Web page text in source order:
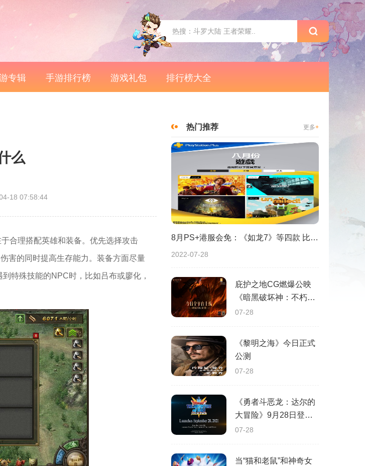
专辑 手游排行榜 游戏礼包 排行榜大全
么
18 07:58:44
合理搭配英雄和装备。优先选择攻击
害的同时提高生存能力。装备方面尽量
特殊技能的NPC时，比如吕布或廖化，
热门推荐 更多+
8月PS+港服会免：《如龙7》等四款 比欧美服多一款
2022-07-28
庇护之地CG燃爆公映
《暗黑破坏神：不朽》
今日全平台上线
07-28
《黎明之海》今日正式
公测
07-28
《勇者斗恶龙：达尔的
大冒险》9月28日登陆
苹果谷歌应用商店
07-28
当“猫和老鼠”和神奇女